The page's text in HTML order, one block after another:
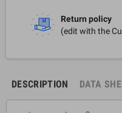
Return policy
(edit with the
DESCRIPTION DATA